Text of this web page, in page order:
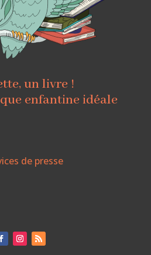
un livre !
enfantine idéale
de presse